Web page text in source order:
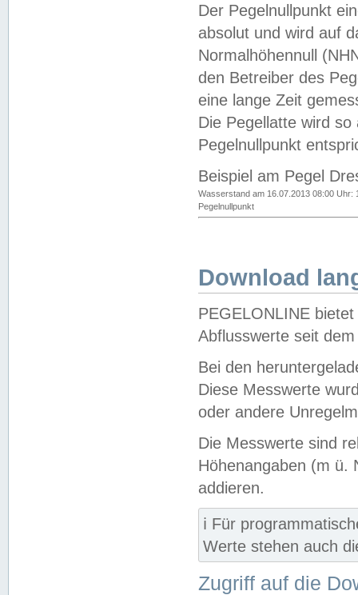
Der Pegelnullpunkt
absolut und wird auf
Normalhöhennull
den Betreiber des
eine lange Zeit
Die Pegellatte wird
Pegelnullpunkt
Beispiel am Pegel
Wasserstand am 16.07.2013 08:00 Uhr:
Pegelnullpunkt
Download
PEGELONLINE
Abflusswerte seit
Bei den
Diese Messwerte
oder andere
Die Messwerte sind
Höhenangaben (m ü.
addieren.
ℹ️ Für
Werte stehen auch
Zugriff auf die